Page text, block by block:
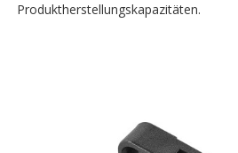
Produktherstellungskapazitäten.